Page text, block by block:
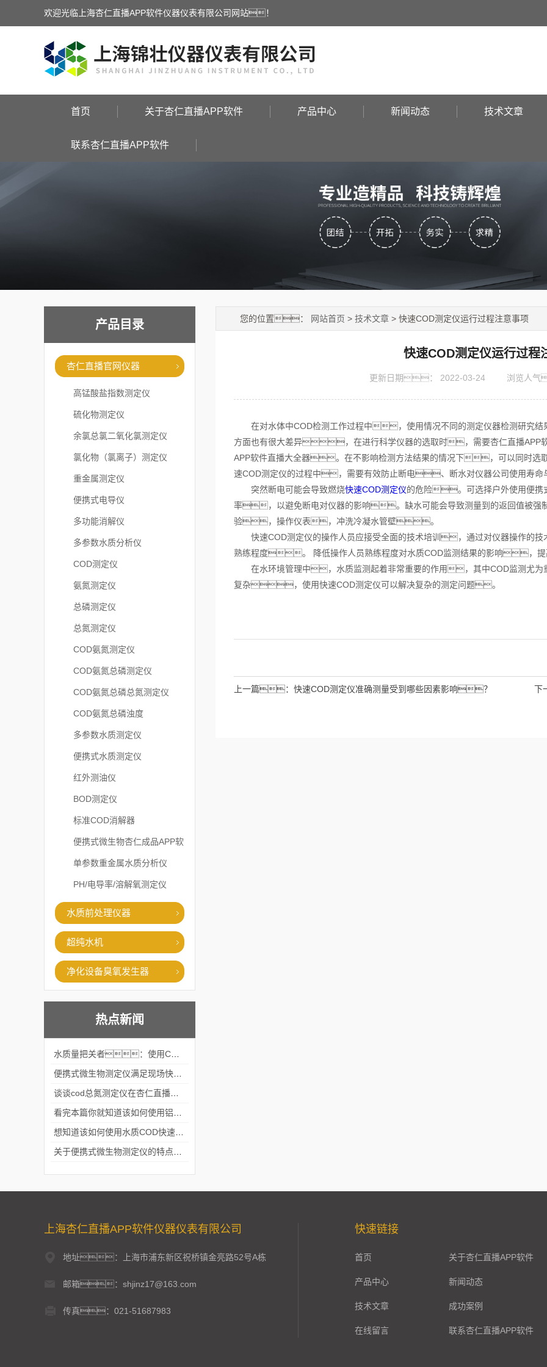
欢迎光临上海杏仁直播APP软件仪器仪表有限公司网站！
首页 关于杏仁直播APP软件 产品中心 新闻动态 技术文章
联系杏仁直播APP软件
产品目录
杏仁直播官网仪器
高锰酸盐指数测定仪
硫化物测定仪
余氯总氯二氧化氯测定仪
氯化物（氯离子）测定仪
重金属测定仪
便携式电导仪
多功能消解仪
多参数水质分析仪
COD测定仪
氨氮测定仪
总磷测定仪
总氮测定仪
COD氨氮测定仪
COD氨氮总磷测定仪
COD氨氮总磷总氮测定仪
COD氨氮总磷浊度
多参数水质测定仪
便携式水质测定仪
红外测油仪
BOD测定仪
标准COD消解器
便携式微生物杏仁成品APP软
件直播大全
单参数重金属水质分析仪
PH/电导率/溶解氧测定仪
水质前处理仪器
超纯水机
净化设备臭氧发生器
热点新闻
您的位置： 网站首页 > 技术文章 > 快速COD测定仪运行过程注意事项
快速COD测定仪运行过程
更新日期： 2022-03-24 浏览人气
在对水体中COD检测工作过程中，使用情况不同的测定仪器检测研究结
方面也有很大差异，在进行科学仪器的选取时，需要杏仁直播APP软
APP软件直播大全器。在不影响检测方法结果的情况下，可以同时
速COD测定仪的过程中，需要有效防止断电、断水对仪器公司使用寿
突然断电可能会导致燃烧快速COD测定仪的危险。可选择户外使用便
率，以避免断电对仪器的影响。缺水可能会导致测量到的返回值被
验，操作仪表，冲洗冷凝水管壁。
快速COD测定仪的操作人员应接受全面的技术培训，通过对仪器操作的
熟练程度。 降低操作人员熟练程度对水质COD监测结果的影响，
在水环境管理中，水质监测起着非常重要的作用，其中COD监测
复杂，使用快速COD测定仪可以解决复杂的测定问题。
上一篇： 快速COD测定仪准确测量受到哪些因素影响？ 下
上海杏仁直播APP软件仪器仪表有限公司
地址：上海市浦东新区祝桥镇金亮路52号A栋
邮箱：shjinz17@163.com
传真：021-51687983
快速链接
首页 关于杏仁直播APP软件
产品中心 新闻动态
技术文章 成功案例
在线留言 联系杏仁直播APP软件